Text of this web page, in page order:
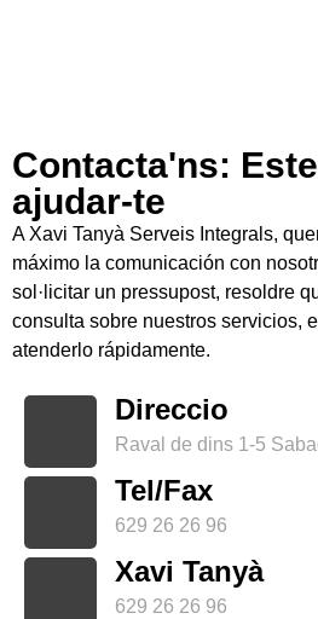
Contacta'ns:
ajudar-te
A Xavi Tanyà Serveis Integrals,
máximo la comunicación con
sol·licitar un pressupost, resoldre
consulta sobre nuestros servicios,
atenderlo rápidamente.
Direccio
Raval de dins 1-5
Tel/Fax
629 26 26 96
Xavi Tanyà
629 26 26 96